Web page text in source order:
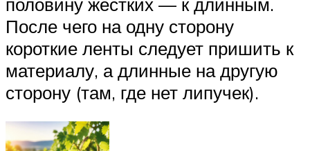
После чего на одну сторону
короткие ленты следует пришить к
материалу, а длинные на другую
сторону (там, где нет липучек).